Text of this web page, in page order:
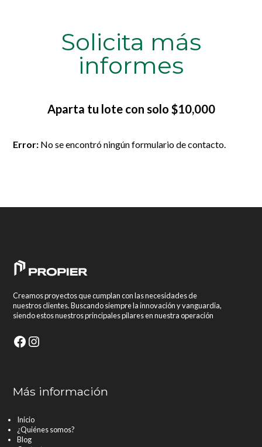
Solicita más
informes
Aparta tu lote con solo $10,000
Error: No se encontró ningún formulario de contacto.
Creamos proyectos que cumplan con las necesidades de
nuestros clientes. Buscando siempre la innovación y vanguardia,
siendo estos nuestros principales pilares en nuestra operación
Facebook
Instagram
Más información
Inicio
¿Quiénes somos?
Blog